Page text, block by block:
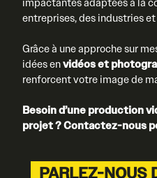
impactantes adaptées à la
entreprises, des industries
Grâce à une approche sur
idées envidéos et
renforcent votre image de
Besoin d’une production
projet ? Contactez-nous
PARLEZ-NOUS